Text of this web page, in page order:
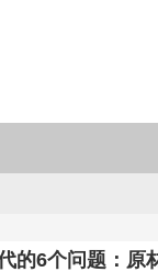
的6个问题：原